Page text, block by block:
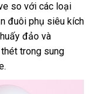
so Úc
với nhận
xét
các loại
đuôi phụ siêu kích
đảo thanh
toán
và
trong sung